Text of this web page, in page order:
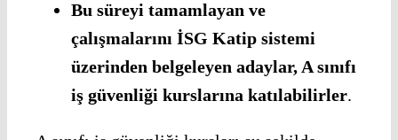
Bu süreyi tamamlayan ve
çalışmalarını İSG Katip sistemi
üzerinden belgeleyen adaylar, A sınıfı
iş güvenliği kurslarına katılabilirler.